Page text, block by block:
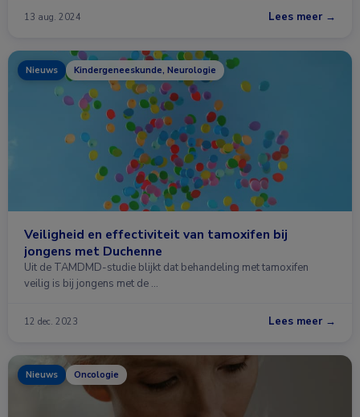
13 aug. 2024 Lees meer →
Nieuws Kindergeneeskunde, Neurologie
Veiligheid en effectiviteit van tamoxifen bij
jongens met Duchenne
Uit de TAMDMD-studie blijkt dat behandeling met tamoxifen
veilig is bij jongens met de …
12 dec. 2023 Lees meer →
Nieuws Oncologie